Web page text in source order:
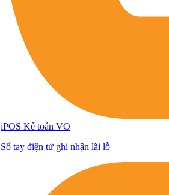
iPOS Kế toán VO
Sổ tay điện tử ghi nhận lãi lỗ